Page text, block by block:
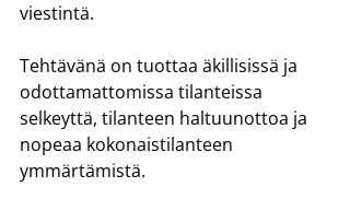
viestintä.
Tehtävänä on tuottaa äkillisissä ja
odottamattomissa tilanteissa
selkeyttä, tilanteen haltuunottoa ja
nopeaa kokonaistilanteen
ymmärtämistä.